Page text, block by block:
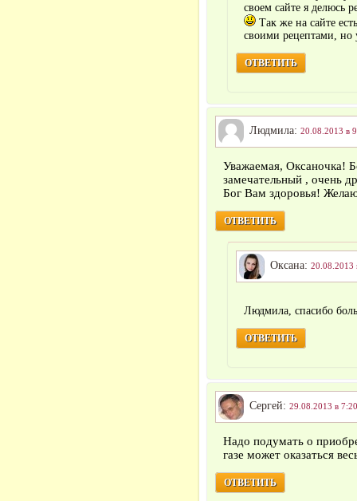
своем сайте я делюсь
Так же на сайте
своими рецептами, но
ОТВЕТИТЬ
Людмила: 20.08.2013 в
Уважаемая,
замечательный , очень
Бог Вам здоровья!
ОТВЕТИТЬ
Оксана: 20.08.2013
Людмила, спасибо
ОТВЕТИТЬ
Сергей: 29.08.2013 в
Надо подумать о
газе может оказаться
ОТВЕТИТЬ